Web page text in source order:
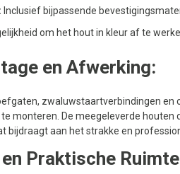
Inclusief bijpassende
om het hout in kleur af te
en Afwerking:
zwaluwstaartverbindingen en
monteren. De meegeleverde
bijdraagt aan het strakke en
Praktische